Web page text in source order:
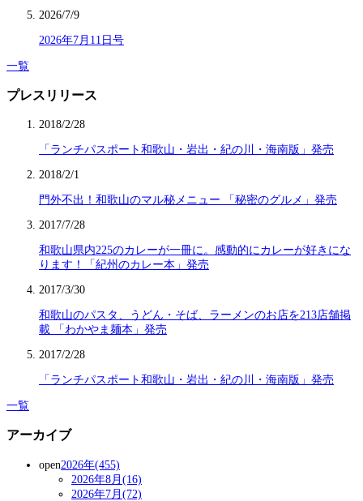
2026/7/9
2026年7月11日号
一覧
プレスリリース
2018/2/28
「ランチパスポート和歌山・岩出・紀の川・海南版」発売
2018/2/1
門外不出！和歌山のマル秘メニュー 「秘密のグルメ」発売
2017/7/28
和歌山県内225のカレーが一冊に。感動的にカレーが好きにな
ります！「紀州のカレー本」発売
2017/3/30
和歌山のパスタ、うどん・そば、ラーメンのお店を213店舗掲
載 「わかやま麺本」発売
2017/2/28
「ランチパスポート和歌山・岩出・紀の川・海南版」発売
一覧
アーカイブ
open2026年(455)
2026年8月(16)
2026年7月(72)